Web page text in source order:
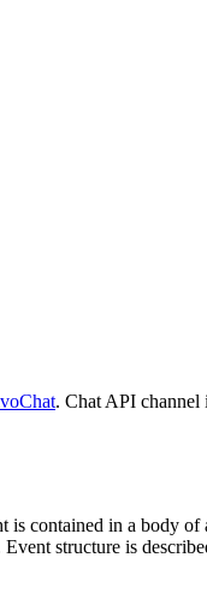
. Chat API channel
is contained in a body of
Event structure is